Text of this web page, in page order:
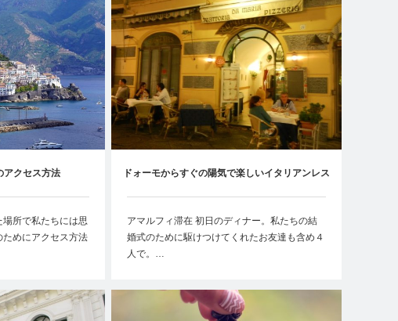
アクセス方法
所で私たちには思
めにアクセス方法
ドォーモからすぐの陽気で楽しいイタリアンレス
トラン【DA MARIA】
アマルフィ滞在 初日のディナー。私たちの結
婚式のために駆けつけてくれたお友達も含め４
人で。…